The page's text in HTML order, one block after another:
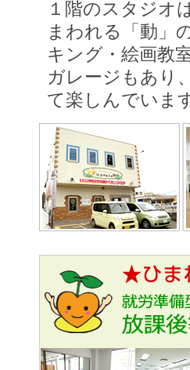
１階のスタジオ
まわれる「動」
キング・絵画教
ガレージもあり
て楽しんでいま